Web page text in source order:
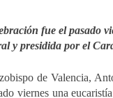
fue el pasado
y presidida por el
de Valencia,
viernesuna eucarist